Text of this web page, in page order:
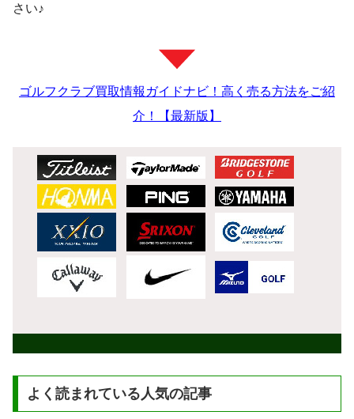
さい♪
ゴルフクラブ買取情報ガイドナビ！高く売る方法をご紹
介！【最新版】
よく読まれている人気の記事